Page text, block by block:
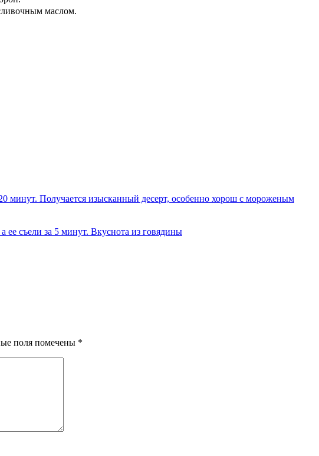
маслом.
минут. Получается изысканный десерт, особенно хорош с мороженым
ее съели за 5 минут. Вкуснота из говядины
поля помечены *